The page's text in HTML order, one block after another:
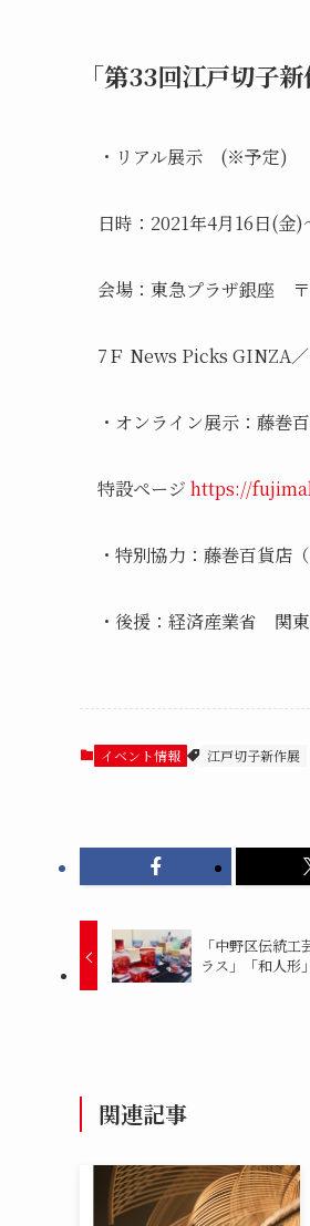
「第33回江戸切子
・リアル展示 (※予定)
日時：2021年4月16日(
会場：東急プラザ銀座
7Ｆ News Picks GINZA
・オンライン展示：藤巻
特設ページ https://
・特別協力：藤巻百貨店
・後援：経済産業省 関
イベント情報 江戸切子新作展
「中野区伝統
ラス」「和人形
関連記事